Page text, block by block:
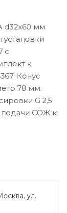
d32x60 мм
установки
с
к
Конус
78 мм.
G 2,5
подачи СОЖ к
ул.